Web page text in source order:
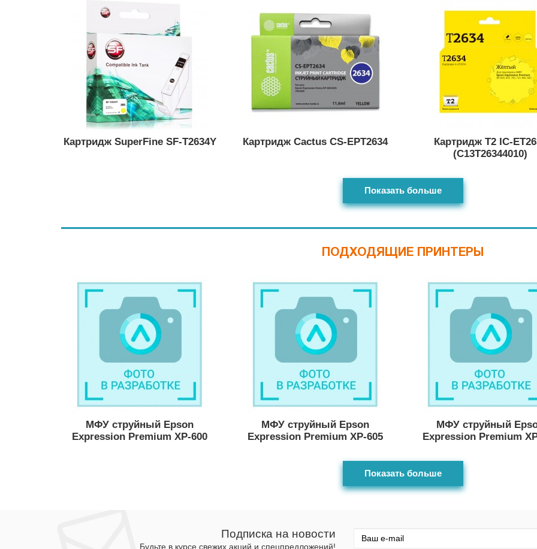
Картридж SuperFine SF-T2634Y Картридж Cactus CS-EPT2634
Картридж T2 IC-
(C13T26344010)
Показать больше
ПОДХОДЯЩИЕ ПРИНТЕРЫ
МФУ струйный Epson
Expression Premium XP-600
МФУ струйный Epson
Expression Premium XP-605
МФУ струйный
Expression Premium
Показать больше
Подписка на новости
Будьте в курсе свежих акций и спецпредложений!